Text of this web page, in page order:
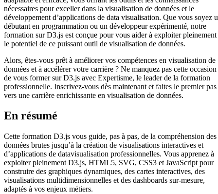
nécessaires pour exceller dans la visualisation de données et le
développement d’applications de data visualisation. Que vous soyez
débutant en programmation ou un développeur expérimenté, notre
formation sur D3.js est conçue pour vous aider à exploiter pleinement
le potentiel de ce puissant outil de visualisation de données.
Alors, êtes-vous prêt à améliorer vos compétences en visualisation de
données et à accélérer votre carrière ? Ne manquez pas cette occasion
de vous former sur D3.js avec Expertisme, le leader de la formation
professionnelle. Inscrivez-vous dès maintenant et faites le premier pas
vers une carrière enrichissante en visualisation de données.
En résumé
Cette formation D3.js vous guide, pas à pas, de la compréhension des
données brutes jusqu’à la création de visualisations interactives et
d’applications de datavisualisation professionnelles. Vous apprenez à
exploiter pleinement D3.js, HTML5, SVG, CSS3 et JavaScript pour
construire des graphiques dynamiques, des cartes interactives, des
visualisations multidimensionnelles et des dashboards sur-mesure,
adaptés à vos enjeux métiers.